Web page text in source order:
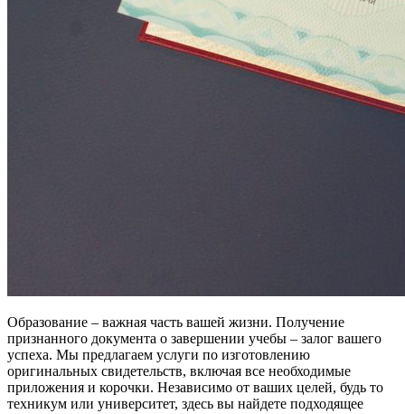
Образование – важная часть вашей жизни. Получение
признанного документа о завершении учебы – залог вашего
успеха. Мы предлагаем услуги по изготовлению
оригинальных свидетельств, включая все необходимые
приложения и корочки. Независимо от ваших целей, будь то
техникум или университет, здесь вы найдете подходящее